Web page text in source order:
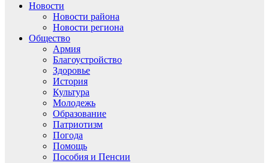
Новости
Новости района
Новости региона
Общество
Армия
Благоустройство
Здоровье
История
Культура
Молодежь
Образование
Патриотизм
Погода
Помощь
Пособия и Пенсии